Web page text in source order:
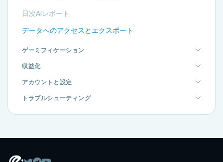
日次AIレポート
データへのアクセスとエクスポート
ゲーミフィケーション
収益化
アカウントと設定
トラブルシューティング